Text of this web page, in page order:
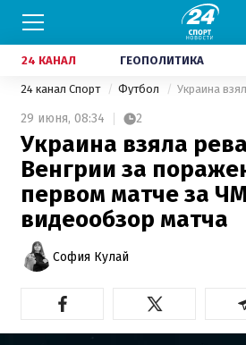
24 КАНАЛ ГЕОПОЛИТИКА
24 канал Спорт Футбол
29 июня, 08:34 2
Украина взяла
Венгрии за
первом матче за
видеообзор матча
София Кулай